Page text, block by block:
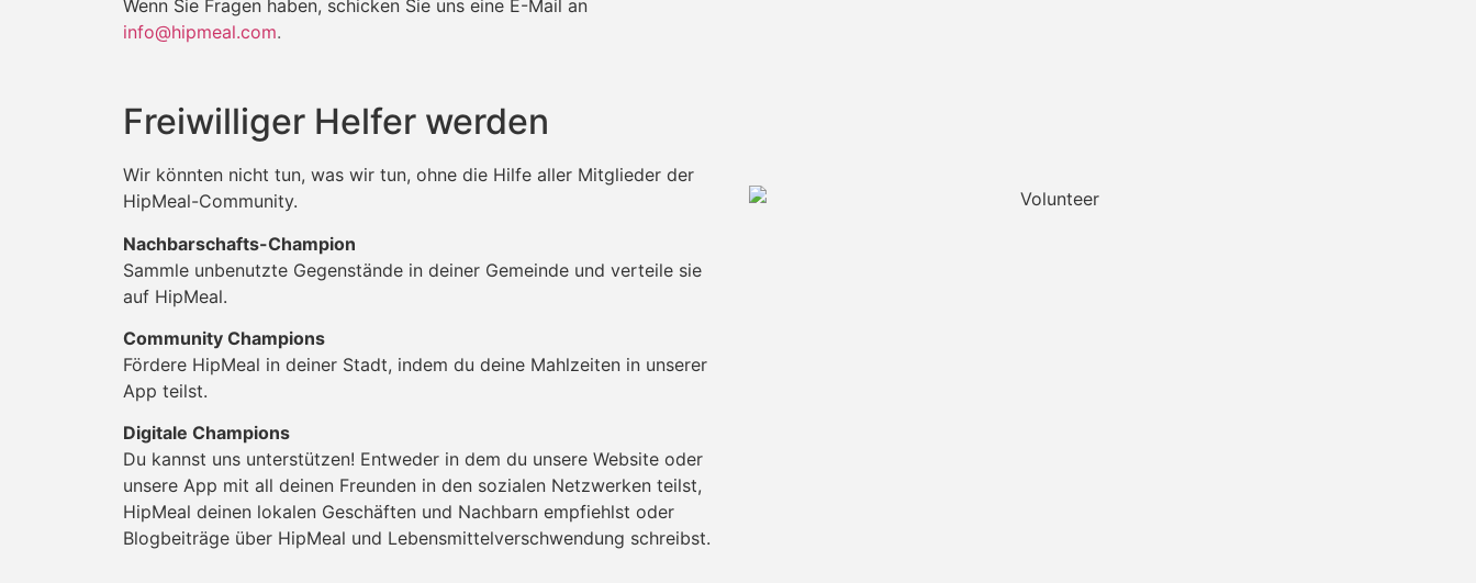
Wenn Sie Fragen haben, schicken Sie uns eine E-Mail an
info@hipmeal.com.
Freiwilliger Helfer werden
Wir könnten nicht tun, was wir tun, ohne die Hilfe aller Mitglieder der
HipMeal-Community.
Nachbarschafts-Champion
Sammle unbenutzte Gegenstände in deiner Gemeinde und verteile sie
auf HipMeal.
Community Champions
Fördere HipMeal in deiner Stadt, indem du deine Mahlzeiten in unserer
App teilst.
Digitale Champions
Du kannst uns unterstützen! Entweder in dem du unsere Website oder
unsere App mit all deinen Freunden in den sozialen Netzwerken teilst,
HipMeal deinen lokalen Geschäften und Nachbarn empfiehlst oder
Blogbeiträge über HipMeal und Lebensmittelverschwendung schreibst.